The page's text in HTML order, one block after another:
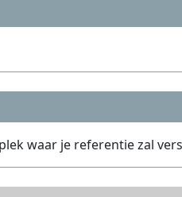
waar je referentie zal